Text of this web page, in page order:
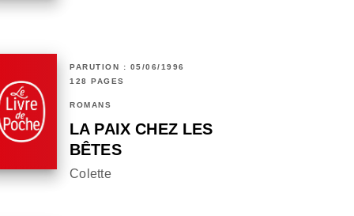
PARUTION : 05/06/1996
128 PAGES
ROMANS
LA PAIX CHEZ LES
BÊTES
Colette